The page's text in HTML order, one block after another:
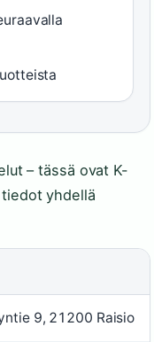
– tässä ovat K-
tiedot yhdellä
9, 21200 Raisio